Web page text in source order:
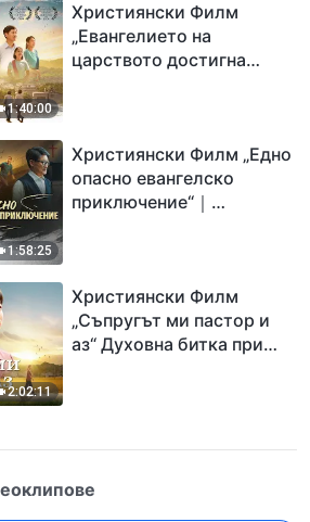
1:40:00
Християнски Филм
„Евангелието на
царството достигна
1:58:25
Християнски Филм „Едно
опасно евангелско
приключение“｜
Исус
2:02:11
Християнски Филм
„Съпругът ми пастор и
аз“ Духовна битка при